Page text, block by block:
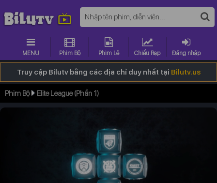
MENU Phim Bộ Phim Lẻ Chiếu Rạp Đăng nhập
Truy cập Bilutv bằng các địa chỉ duy nhất tại Bilutv.us
Phim Bộ Elite League (Phần 1)